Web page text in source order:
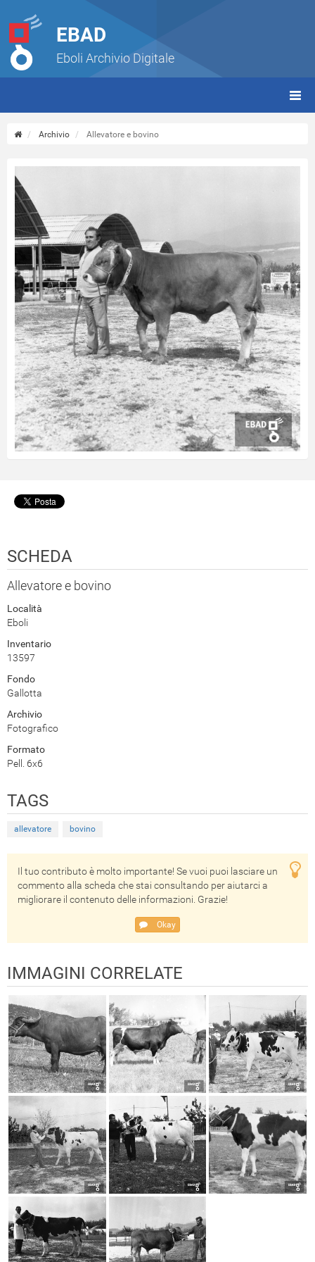
EBAD
Eboli Archivio Digitale
Archivio Allevatore e bovino
SCHEDA
Allevatore e bovino
Località
Eboli
Inventario
13597
Fondo
Gallotta
Archivio
Fotografico
Formato
Pell. 6x6
TAGS
allevatore bovino
Il tuo contributo è molto importante! Se vuoi puoi lasciare un
commento alla scheda che stai consultando per aiutarci a
migliorare il contenuto delle informazioni. Grazie!
Okay
IMMAGINI CORRELATE